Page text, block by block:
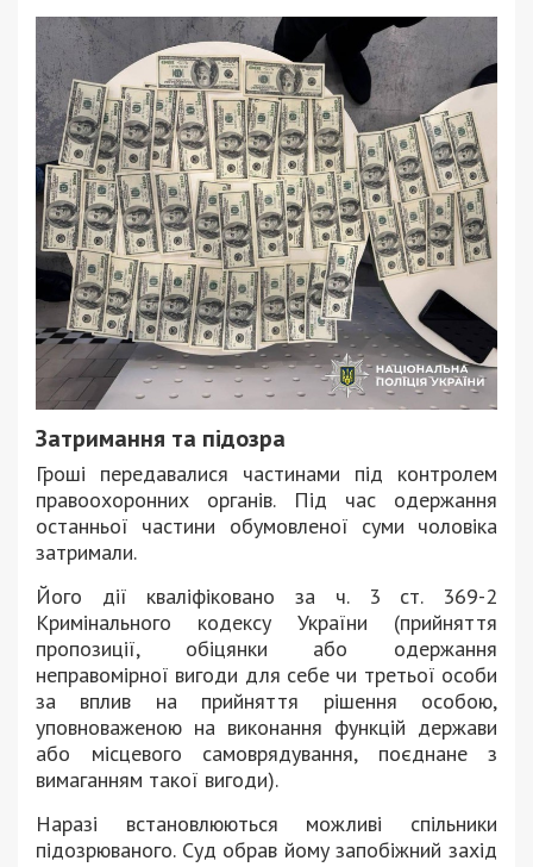
Затримання та підозра
Гроші передавалися частинами під контролем
правоохоронних органів. Під час одержання
останньої частини обумовленої суми чоловіка
затримали.
Його дії кваліфіковано за ч. 3 ст. 369-2
Кримінального кодексу України (прийняття
пропозиції, обіцянки або одержання
неправомірної вигоди для себе чи третьої особи
за вплив на прийняття рішення особою,
уповноваженою на виконання функцій держави
або місцевого самоврядування, поєднане з
вимаганням такої вигоди).
Наразі встановлюються можливі спільники
підозрюваного. Суд обрав йому запобіжний захід